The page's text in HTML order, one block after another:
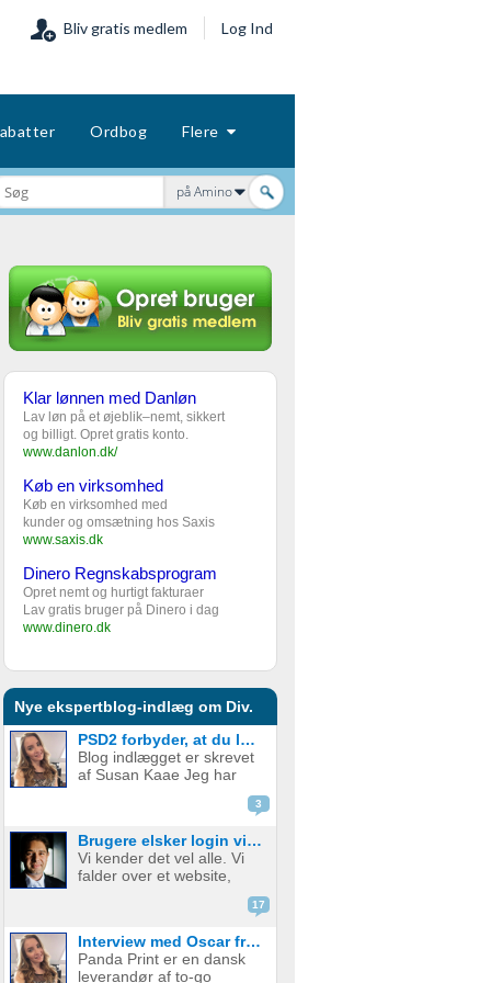
Bliv gratis medlem Log Ind
Ordbog Flere
på Amino
Klar lønnen med Danløn
Lav løn på et øjeblik–nemt, sikkert
og billigt. Opret gratis konto.
www.danlon.dk/
Køb en virksomhed
Køb en virksomhed med
kunder og omsætning hos Saxis
www.saxis.dk
Dinero Regnskabsprogram
Opret nemt og hurtigt fakturaer
Lav gratis bruger på Dinero i dag
www.dinero.dk
Nye ekspertblog-indlæg om Div.
PSD2 forbyder, at du lægger kortgebyret ud til dine kunder fra 1. januar 2018
Blog indlægget er skrevet
af Susan Kaae Jeg har
arbejdet med eCommerce
siden 2000 og med online
stillinger med titler som
Chief Product
Officer/CPO, Sales
3
Brugere elsker login via sociale medier
Vi kender det vel alle. Vi
falder over et website,
ved at være der, lige ved
at have gennemført
17
Interview med Oscar fra Panda Print
Panda Print er en dansk
leverandør af to-go